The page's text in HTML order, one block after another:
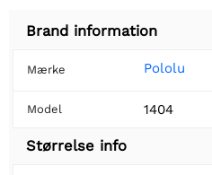
Brand information
Mærke Pololu
Model 1404
Størrelse info